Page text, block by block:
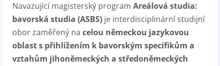
Navazující magisterský program Areálová studia:
bavorská studia (ASBS) je interdisciplinární studijní
obor zaměřený na celou německou jazykovou
oblast s přihlížením k bavorským specifikům a
vztahům jihoněmeckých a středoněmeckých